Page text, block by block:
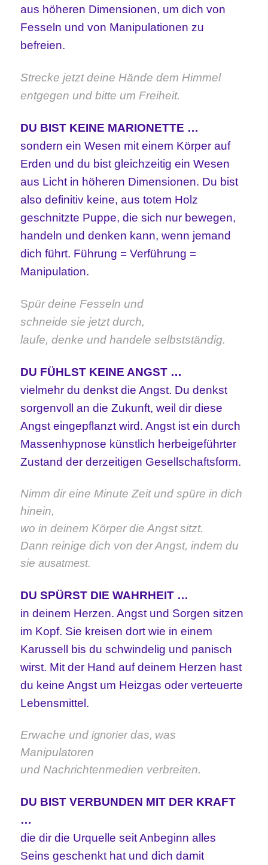
aus höheren Dimensionen, um dich von
Fesseln und von Manipulationen zu
befreien.
Strecke jetzt deine Hände dem Himmel
entgegen und bitte um Freiheit.
DU BIST KEINE MARIONETTE …
sondern ein Wesen mit einem Körper auf
Erden und du bist gleichzeitig ein Wesen
aus Licht in höheren Dimensionen. Du bist
also definitiv keine, aus totem Holz
geschnitzte Puppe, die sich nur bewegen,
handeln und denken kann, wenn jemand
dich führt. Führung = Verführung =
Manipulation.
Spür deine Fesseln und
schneide sie jetzt durch,
laufe, denke und handele selbstständig.
DU FÜHLST KEINE ANGST …
vielmehr du denkst die Angst. Du denkst
sorgenvoll an die Zukunft, weil dir diese
Angst eingepflanzt wird. Angst ist ein durch
Massenhypnose künstlich herbeigeführter
Zustand der derzeitigen Gesellschaftsform.
Nimm dir eine Minute Zeit und spüre in dich
hinein,
wo in deinem Körper die Angst sitzt.
Dann reinige dich von der Angst, indem du
sieausatmest.
DU SPÜRST DIE WAHRHEIT …
in deinem Herzen. Angst und Sorgen sitzen
im Kopf. Sie kreisen dort wie in einem
Karussell bis du schwindelig und panisch
wirst. Mit der Hand auf deinem Herzen hast
du keine Angst um Heizgas oder verteuerte
Lebensmittel.
Erwache undignorierdas, was
Manipulatoren
und Nachrichtenmedien verbreiten.
DU BIST VERBUNDEN MIT DER KRAFT
…
die dir die Urquelle seit Anbeginn alles
Seins geschenkt hat und dich damit